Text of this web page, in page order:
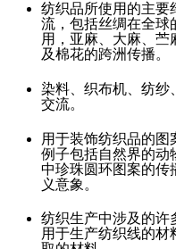
纺织品所使用的主要
流，包括丝绸在全球
用，亚麻、大麻、苎
及棉花的跨洲传播。
染料、织布机、纺纱
交流。
用于装饰纺织品的图
例子包括自然界的动
中珍珠圆环图案的传
义意象。
纺织生产中涉及的许
用于生产纺织线的材